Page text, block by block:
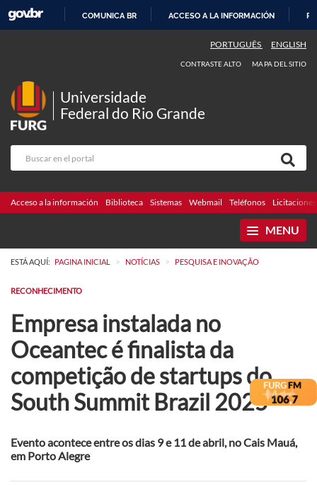
CONTENIDO
COMUNICA BR ACCESO A LA INFORMACIÓN
PORTUGUÊS ENGLISH
CONTRASTE ALTO MAPA DEL SITIO
Universidade
Federal do Rio Grande
Acceso a la información Biblioteca Sistemas Webmail Teléfonos Licitaciones
MENU
ESTÁ AQUÍ: PAGINA INICIAL > NOTÍCIAS > PESQUISA E INOVAÇÃO
RECONHECIMENTO
Empresa instalada no
Oceantec é finalista da
competição de startups do
South Summit Brazil 2025
Evento acontece entre os dias 9 e 11 de abril, no Cais Mauá,
em Porto Alegre